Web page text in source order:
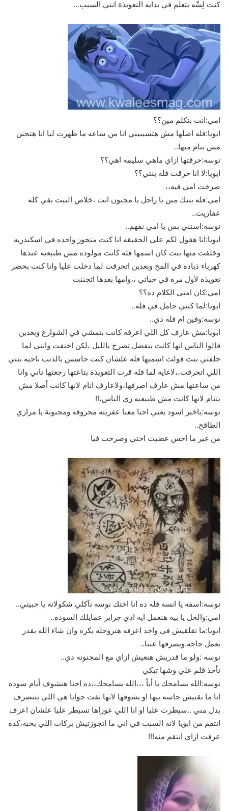
كنت لِسَّه بتعلم في بدايه التعويذة انتي السبب…
امي:انت بتكلم مين؟؟
ابويا:فله اصلها مش هتسيبيني انا من ساعه ما ظهرت ليا انا هتجنن
مش بنام منها..
نوسه:حرقتها ازاي ماهي سليمه اهي؟؟
ابويا:لا انا حرقت فله بنتي؟؟
صرخت امي فيه،،
امي:فله بنتك مين يا راجل يا مجنون انت ،خلاص البيت بقي كله
عفاريت..
نوسه:استني بس يا امي نفهم..
ابويا:انا هقول لكم علي الحقيقه انا كنت متجوز واحده في اسكندريه
وخلفت منها بنت كان اسمها فله كانت مولوده مش طبيعيه عندها
كهرباء ذياده في المخ وبعدين اتحرقت لما دخلت عليا وانا كنت بحضر
تعويذه لأول مره في حياتي ،،وامها بعدها اتجننت
امي:كان امتي الكلام ده؟؟
ابويا:لما كنتي حامل في فله..
نوسه:وفين ام فله دي..
ابويا:مش عارف كل اللي اعرفه كانت بتمشي في الشوارع وبعدين
قالوا الناس انها كانت بتفضل تصرخ بالليل ،لكن اختفت وانتي لما
خلفتي بنت قولت اسميها فله علشان كنت حاسس بالذنب ناحيه بنتي
اللي اتحرقت،،لاغايه لما فله قرت التعويذة بتاعتها رجعتها تاني وانا
من ساعتها مش عارف اصرفها،ولاعارف انام لانها كانت أصلا مش
بتنام لانها كانت مش طبيعيه زي الناس،!!
نوسه:ياخبر اسود يعني احنا معنا عفريته محروقه ومجنونة يا مراري
الطافح..
من غير ما احس عضيت اختي وصرخت فيا
نوسه:اسفه يا انسه فله ده انا اختك نوسه تآكلي شكولاته يا حبيتي..
امي:والحل يا بيه هنعمل ايه ادي جراير عمايلك السوده..
ابويا:ما تقلقيش في واحد اعرفه هنروحله بكره وان شاء الله يقدر
يعمل حاجه.ويصرفها عننا..
نوسه :ولو ما قدريش هنعيش ازاي مع المجنونه دي..
تأخذ قلم علي وشها تبكي
نوسه:الله يسامحك يا أباً ،،،الله يسامحك،،ده احنا هنشوف أيام سوده
انا ما بقتيش حاسه بيها او بشوفها لانها بقت جوايا هي اللي بتتصرف
بدل مني ..سيطرت عليا او انا اللي عوزاها تسيطر عليا علشان اعرف
انتقم من ابويا لانه السبب في اني ما اتجوزتيش بركات اللي بحبه،كده
عرفت ازاي انتقم منه!!!